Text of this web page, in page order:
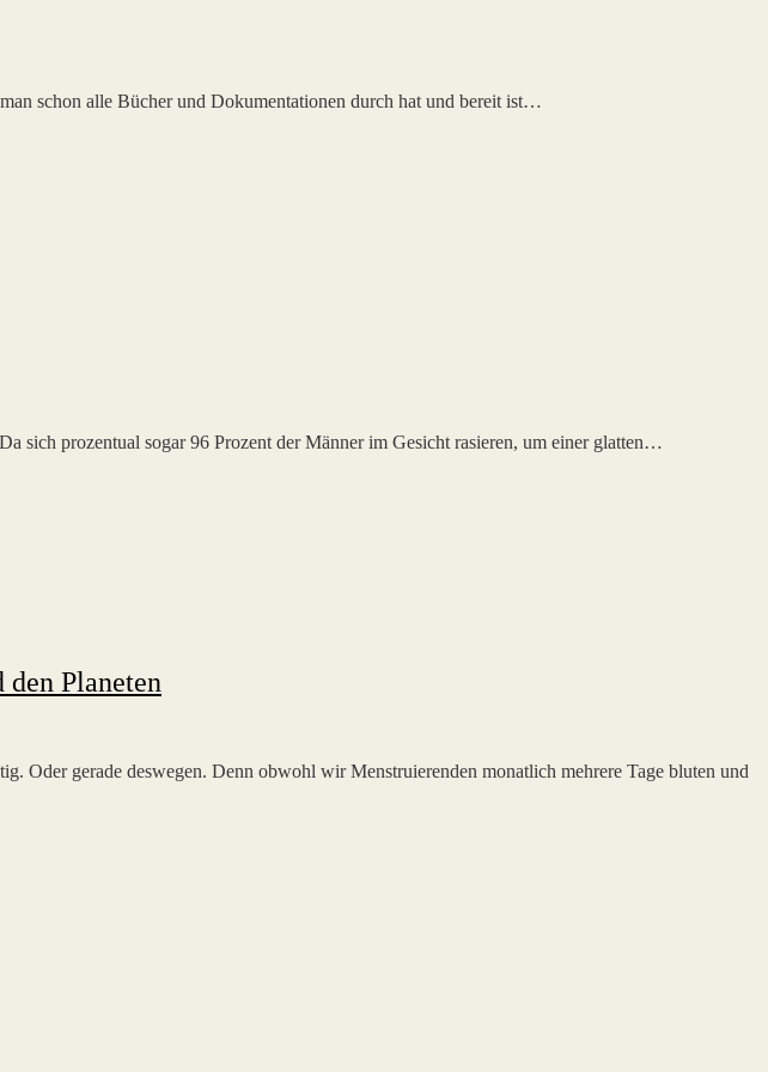
schon alle Bücher und Dokumentationen durch hat und bereit ist…
sich prozentual sogar 96 Prozent der Männer im Gesicht rasieren, um einer glatten…
Planeten
Oder gerade deswegen. Denn obwohl wir Menstruierenden monatlich mehrere Tage bluten und